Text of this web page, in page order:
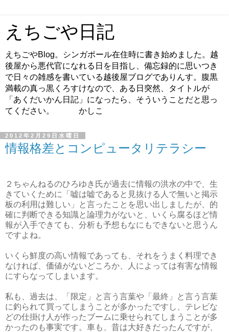
えちごや日記
えちごやBlog。シンガポール在住時に書き始めました。越
後屋から悪代官になれる日を目指し、備忘録的に思いつき
で日々の雑感を書いている越後屋ブログでありんす。腹黒
満載の真っ黒くろすけなので、ある日突然、タイトルが
「あくだいかん日記」になったら、そういうことだと思っ
てください。 かしこ
2012年2月29日水曜日
情報格差とコンピュータリテラシー
２ちゃんねるのひろゆき氏が過去に情報の洪水の中で、生
きていくために「嘘は嘘であると見抜ける人で無いと掲示
板の利用は難しい」と言ったことを思い出しましたが、的
確に判断できる知識と論理力がないと、いくら腐るほど情
報が入手できても、分析も予想もなにもできないと思うん
ですよね。
いくら鮮度の高い情報であっても、それをうまく料理でき
なければ、価値がないどころか、人によっては有害な情報
にすらなってしまいます。
私も、過去は、「限定」と言う言葉や「最終」と言う言葉
に釣られて買ってしまうことが多かったですし、テレビな
どの仕掛け人が作ったブームに乗せられてしまうことが多
かったのも事実です。車も、昔は大好きだったんですが、